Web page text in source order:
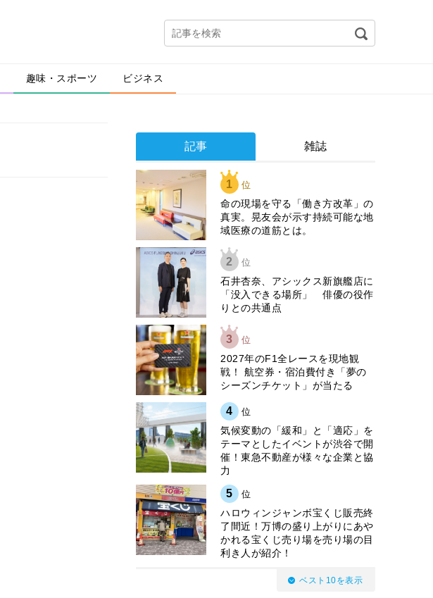
趣味・スポーツ ビジネス
記事 雑誌
1 位
​命の現場を守る「働き方改革」の
真実。晃友会が示す持続可能な地
域医療の道筋とは。
2 位
石井杏奈、アシックス新旗艦店に
「没入できる場所」 俳優の役作
りとの共通点
3 位
2027年のF1全レースを現地観
戦！ 航空券・宿泊費付き「夢の
シーズンチケット」が当たる
4 位
気候変動の「緩和」と「適応」を
テーマとしたイベントが渋谷で開
催！東急不動産が様々な企業と協
力
5 位
ハロウィンジャンボ宝くじ販売終
了間近！万博の盛り上がりにあや
かれる宝くじ売り場を売り場の目
利き人が紹介！
ベスト10を表示